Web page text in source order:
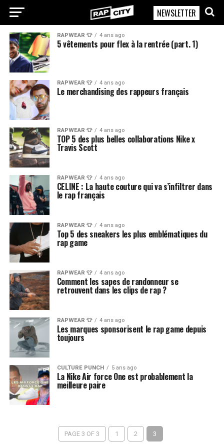
RapCity
NEWSLETTER
RAPWEAR 👕 4 ans ago
5 vêtements pour flex à la rentrée (part. 1)
RAPWEAR 👕 4 ans ago
Le merchandising des rappeurs français
RAPWEAR 👕 4 ans ago
TOP 5 des plus belles collaborations Nike x
Travis Scott
RAPWEAR 👕 4 ans ago
CELINE : La haute couture qui va s’infiltrer dans
le rap français
RAPWEAR 👕 4 ans ago
Top 5 des sneakers les plus emblématiques du
rap game
RAPWEAR 👕 4 ans ago
Comment les sapes de randonneur se
retrouvent dans les clips de rap ?
RAPWEAR 👕 4 ans ago
Les marques sponsorisent le rap game depuis
toujours
CULTURE PUNCH 5 ans ago
La Nike Air force One est probablement la
meilleure paire
PAGE 3 OF 3 1 2 3